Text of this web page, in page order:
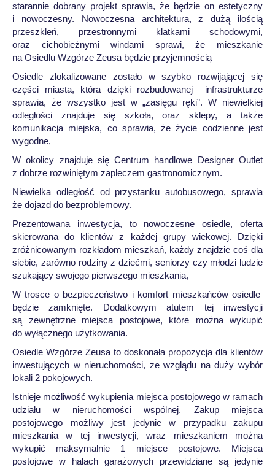
starannie dobrany projekt sprawia, że będzie on estetyczny
i nowoczesny. Nowoczesna architektura, z dużą ilością
przeszkleń, przestronnymi klatkami schodowymi,
oraz cichobieżnymi windami sprawi, że mieszkanie
na Osiedlu Wzgórze Zeusa będzie przyjemnością
Osiedle zlokalizowane zostało w szybko rozwijającej się
części miasta, która dzięki rozbudowanej infrastrukturze
sprawia, że wszystko jest w „zasięgu ręki”. W niewielkiej
odległości znajduje się szkoła, oraz sklepy, a także
komunikacja miejska, co sprawia, że życie codzienne jest
wygodne,
W okolicy znajduje się Centrum handlowe Designer Outlet
z dobrze rozwiniętym zapleczem gastronomicznym.
Niewielka odległość od przystanku autobusowego, sprawia
że dojazd do bezproblemowy.
Prezentowana inwestycja, to nowoczesne osiedle, oferta
skierowana do klientów z każdej grupy wiekowej. Dzięki
zróżnicowanym rozkładom mieszkań, każdy znajdzie coś dla
siebie, zarówno rodziny z dziećmi, seniorzy czy młodzi ludzie
szukający swojego pierwszego mieszkania,
W trosce o bezpieczeństwo i komfort mieszkańców osiedle
będzie zamknięte. Dodatkowym atutem tej inwestycji
są zewnętrzne miejsca postojowe, które można wykupić
do wyłącznego użytkowania.
Osiedle Wzgórze Zeusa to doskonała propozycja dla klientów
inwestujących w nieruchomości, ze wzglądu na duży wybór
lokali 2 pokojowych.
Istnieje możliwość wykupienia miejsca postojowego w ramach
udziału w nieruchomości wspólnej. Zakup miejsca
postojowego możliwy jest jedynie w przypadku zakupu
mieszkania w tej inwestycji, wraz mieszkaniem można
wykupić maksymalnie 1 miejsce postojowe. Miejsca
postojowe w halach garażowych przewidziane są jedynie